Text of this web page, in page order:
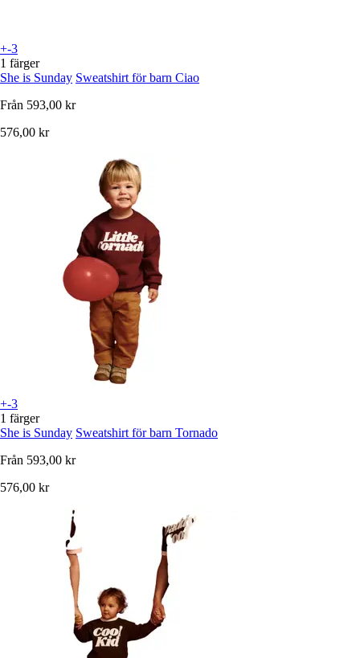
+-3
1 färger
She is Sunday Sweatshirt för barn Ciao
Från 593,00 kr
576,00 kr
+-3
1 färger
She is Sunday Sweatshirt för barn Tornado
Från 593,00 kr
576,00 kr